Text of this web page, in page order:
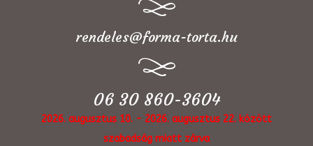
rendeles@forma-torta.hu
06 30 860-3604
2026. augusztus 10. - 2026. augusztus 22. között
szabadság miatt zárva